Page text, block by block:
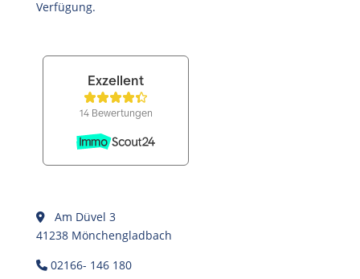
Verfügung.
Am Düvel 3
41238 Mönchengladbach
02166- 146 180